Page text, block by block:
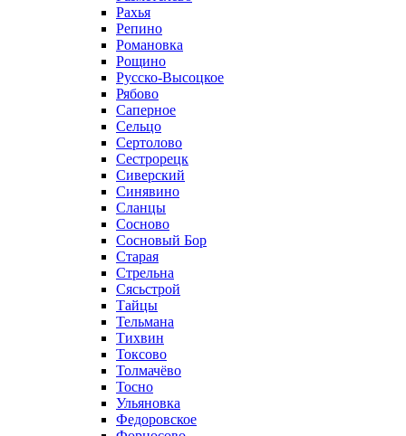
Рахья
Репино
Романовка
Рощино
Русско-Высоцкое
Рябово
Саперное
Сельцо
Сертолово
Сестрорецк
Сиверский
Синявино
Сланцы
Сосново
Сосновый Бор
Старая
Стрельна
Сясьстрой
Тайцы
Тельмана
Тихвин
Токсово
Толмачёво
Тосно
Ульяновка
Федоровское